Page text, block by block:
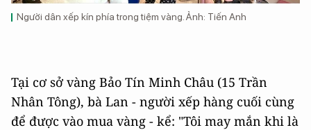
Người dân xếp kín phía trong tiệm vàng. Ảnh: Tiến Anh
Tại cơ sở vàng Bảo Tín Minh Châu (15 Trần
Nhân Tông), bà Lan - người xếp hàng cuối cùng
để được vào mua vàng - kể: "Tôi may mắn khi là